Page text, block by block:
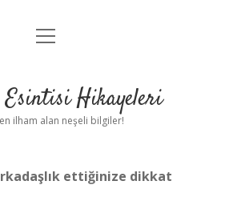
Anasayfa
Yasal Uyarı
menüyü
Esintisi Hikayeleri
ilham alan neşeli bilgiler!
ettiğinize dikkat